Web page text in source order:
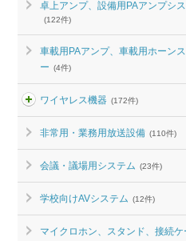
卓上アンプ、設備用PAアンプシ
(122件)
車載用PAアンプ、車載用ホーン
ー (4件)
ワイヤレス機器 (172件)
非常用・業務用放送設備 (110件)
会議・議場用システム (23件)
学校向けAVシステム (12件)
マイクロホン、スタンド、接続ケ